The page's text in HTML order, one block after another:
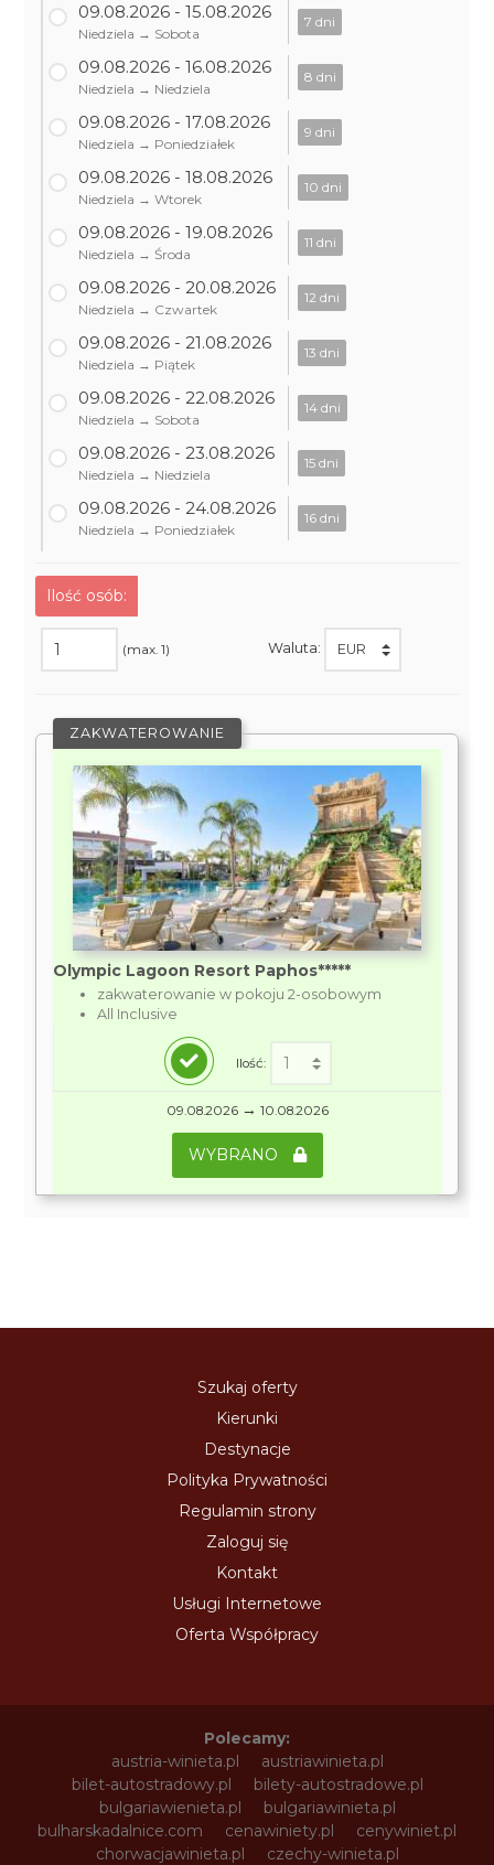
09.08.2026 - 15.08.2026
Niedziela → Sobota
7 dni
09.08.2026 - 16.08.2026
Niedziela → Niedziela
8 dni
09.08.2026 - 17.08.2026
Niedziela → Poniedziałek
9 dni
09.08.2026 - 18.08.2026
Niedziela → Wtorek
10 dni
09.08.2026 - 19.08.2026
Niedziela → Środa
11 dni
09.08.2026 - 20.08.2026
Niedziela → Czwartek
12 dni
09.08.2026 - 21.08.2026
Niedziela → Piątek
13 dni
09.08.2026 - 22.08.2026
Niedziela → Sobota
14 dni
09.08.2026 - 23.08.2026
Niedziela → Niedziela
15 dni
09.08.2026 - 24.08.2026
Niedziela → Poniedziałek
16 dni
Ilość osób:
(max. 1) Waluta:
ZAKWATEROWANIE
Olympic Lagoon Resort Paphos*****
zakwaterowanie w pokoju 2-osobowym
All Inclusive
Ilość:
09.08.2026 → 10.08.2026
WYBRANO
Szukaj oferty
Kierunki
Destynacje
Polityka Prywatności
Regulamin strony
Zaloguj się
Kontakt
Usługi Internetowe
Oferta Współpracy
Polecamy:
austria-winieta.pl
austriawinieta.pl
bilet-autostradowy.pl
bilety-autostradowe.pl
bulgariawienieta.pl
bulgariawinieta.pl
bulharskadalnice.com
cenawiniety.pl
cenywiniet.pl
chorwacjawinieta.pl
czechy-winieta.pl